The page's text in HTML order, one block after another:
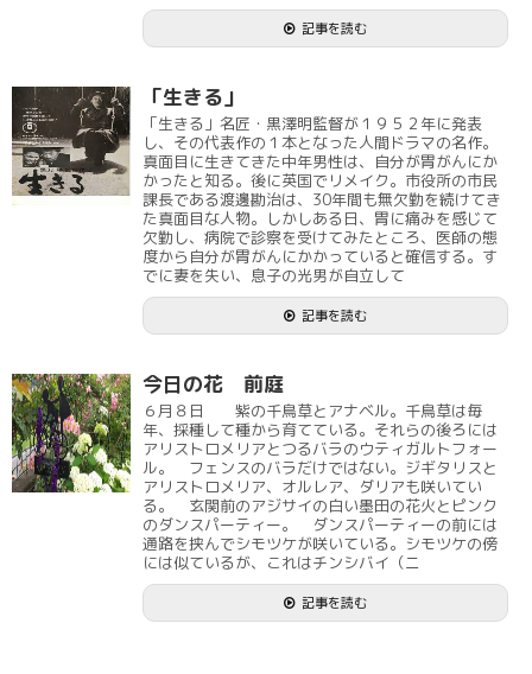
記事を読む
「生きる」
「生きる」名匠・黒澤明監督が１９５２年に発表
し、その代表作の１本となった人間ドラマの名作。
真面目に生きてきた中年男性は、自分が胃がんにか
かったと知る。後に英国でリメイク。市役所の市民
課長である渡邊勘治は、30年間も無欠勤を続けてき
た真面目な人物。しかしある日、胃に痛みを感じて
欠勤し、病院で診察を受けてみたところ、医師の態
度から自分が胃がんにかかっていると確信する。す
でに妻を失い、息子の光男が自立して
記事を読む
今日の花 前庭
６月８日 紫の千鳥草とアナベル。千鳥草は毎
年、採種して種から育てている。それらの後ろには
アリストロメリアとつるバラのウティガルトフォー
ル。 フェンスのバラだけではない。ジギタリスと
アリストロメリア、オルレア、ダリアも咲いてい
る。 玄関前のアジサイの白い墨田の花火とピンク
のダンスパーティー。 ダンスパーティーの前には
通路を挟んでシモツケが咲いている。シモツケの傍
には似ているが、これはチンシバイ（ニ
記事を読む